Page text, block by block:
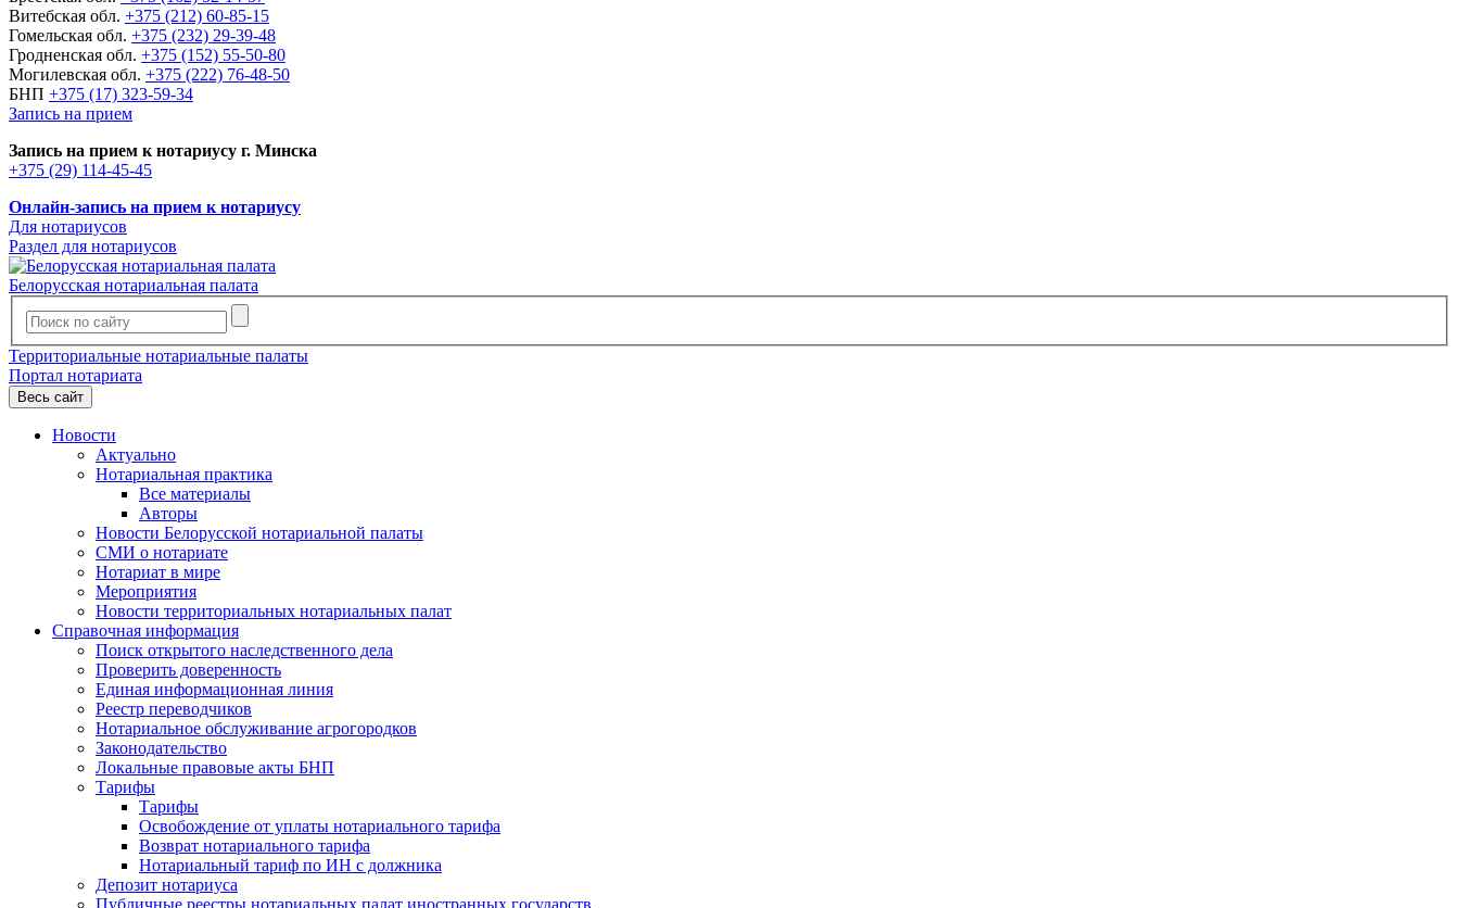
Витебская обл. +375 (212) 60-85-15
Гомельская обл. +375 (232) 29-39-48
Гродненская обл. +375 (152) 55-50-80
Могилевская обл. +375 (222) 76-48-50
БНП +375 (17) 323-59-34
Запись на прием
Запись на прием к нотариусу г. Минска
+375 (29) 114-45-45
Онлайн-запись на прием к нотариусу
Для нотариусов
Раздел для нотариусов
Белорусская нотариальная палата
Территориальные нотариальные палаты
Портал нотариата
Весь сайт
Новости
Актуально
Нотариальная практика
Все материалы
Авторы
Новости Белорусской нотариальной палаты
СМИ о нотариате
Нотариат в мире
Мероприятия
Новости территориальных нотариальных палат
Справочная информация
Поиск открытого наследственного дела
Проверить доверенность
Единая информационная линия
Реестр переводчиков
Нотариальное обслуживание агрогородков
Законодательство
Локальные правовые акты БНП
Тарифы
Тарифы
Освобождение от уплаты нотариального тарифа
Возврат нотариального тарифа
Нотариальный тариф по ИН с должника
Депозит нотариуса
Публичные реестры нотариальных палат иностранных государств